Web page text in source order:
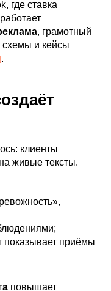
где ставка
, грамотный
схемы и кейсы
.
клиенты
живые тексты.
показывает приёмы
повышает